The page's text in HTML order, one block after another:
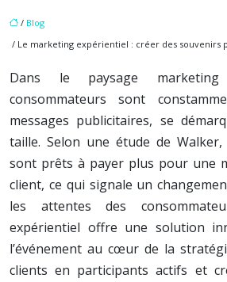
/ Blog
/ Le marketing expérientiel : créer des souvenirs
Dans le paysage
consommateurs sont
messages publicitaires, se
taille. Selon une étude de Walker,
sont prêts à payer plus pour une
client, ce qui signale un
les attentes des
expérientiel offre une solution
l’événement au cœur de la
clients en participants actifs et